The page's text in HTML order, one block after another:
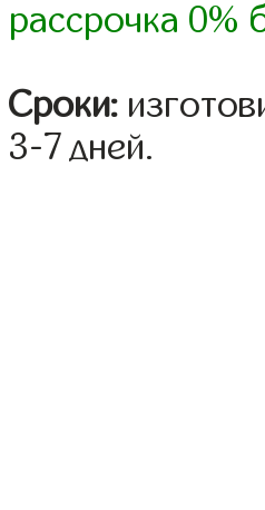
рассрочка 0%
Сроки:
3-7 дней.